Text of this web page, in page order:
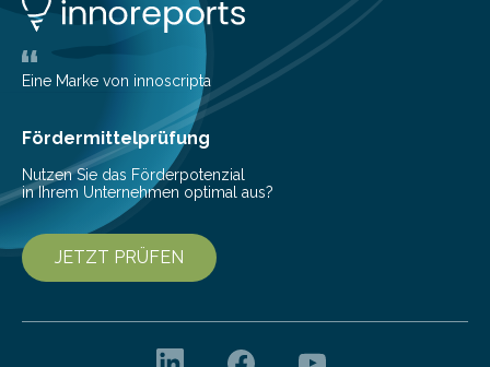
Eine Marke von innoscripta
Fördermittelprüfung
Nutzen Sie das Förderpotenzial
in Ihrem Unternehmen optimal aus?
JETZT PRÜFEN